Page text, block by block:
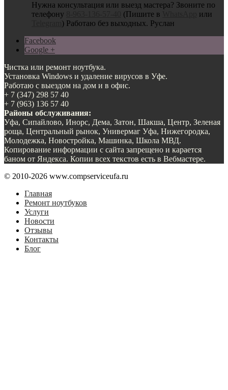
Нужна консультация или выезд мастера? Звоните по
телефону
(Пишите в
или
) Работаю без выходных. Руслан
Facebook
Google +
Чистка или ремонт ноутбука.
Установка Windows и удаление вирусов в Уфе.
Работаю с выездом на дом и в офис.
+ 7 (347) 298 57 40
+ 7 (963) 136 57 40
Районы обслуживания:
Уфа, Сипайлово, Инорс, Дема, Затон, Шакша, Центр, Зеленая
роща, Центральный рынок, Универмаг Уфа, Нижегородка,
Молодежка, Новостройка, Машинка, Школа МВД.
Копирование информации с сайта запрещено и карается
баном от Яндекса. Копии всех текстов есть в Вебмастере.
© 2010-2026 www.compserviceufa.ru
Главная
Ремонт ноутбуков
Услуги
Новости
Отзывы
Контакты
Блог